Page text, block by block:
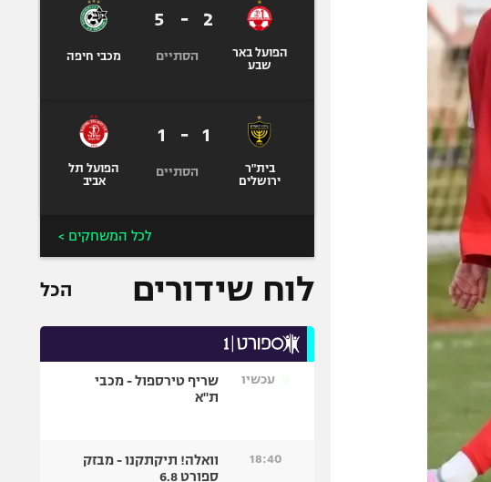
הפועל באר
שבע
2
-
5
הסתיים מכבי חיפה
בית"ר
ירושלים
1
-
1
הסתיים
הפועל תל
אביב
לכל המשחקים >
לוח שידורים הכל
עכשיו
שריף טירספול - מכבי
ת"א
18:40
וואלה! תיקתקנו - מבזק
ספורט 6.8